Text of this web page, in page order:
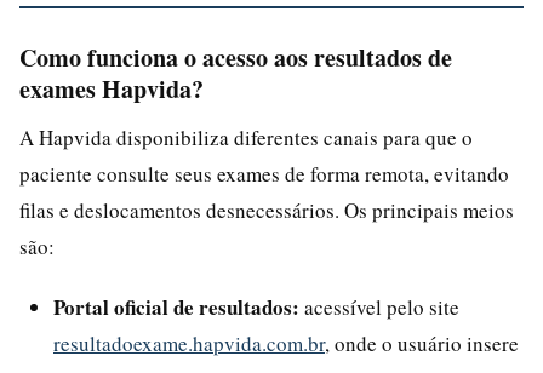
Como funciona o acesso aos resultados de
exames Hapvida?
A Hapvida disponibiliza diferentes canais para que o
paciente consulte seus exames de forma remota, evitando
filas e deslocamentos desnecessários. Os principais meios
são:
Portal oficial de resultados: acessível pelo site
resultadoexame.hapvida.com.br, onde o usuário insere